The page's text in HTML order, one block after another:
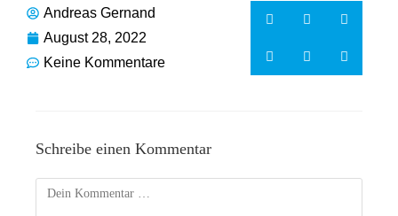
Andreas Gernand
August 28, 2022
Keine Kommentare
Schreibe einen Kommentar